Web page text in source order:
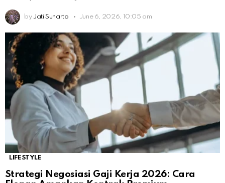
by Jati Sunarto June 6, 2026, 10:05 am
LIFESTYLE
Strategi Negosiasi Gaji Kerja 2026: Cara